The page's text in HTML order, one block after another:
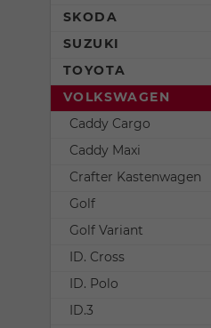
SKODA
SUZUKI
TOYOTA
VOLKSWAGEN
Caddy Cargo
Caddy Maxi
Crafter Kastenwagen
Golf
Golf Variant
ID. Cross
ID. Polo
ID.3